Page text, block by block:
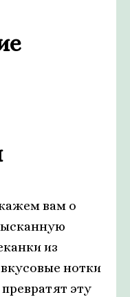
вам о
из
нотки
эту